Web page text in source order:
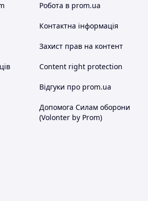
Робота в prom.ua
Контактна інформація
Захист прав на контент
Content right protection
Відгуки про prom.ua
Допомога Силам оборони
(Volonter by Prom)